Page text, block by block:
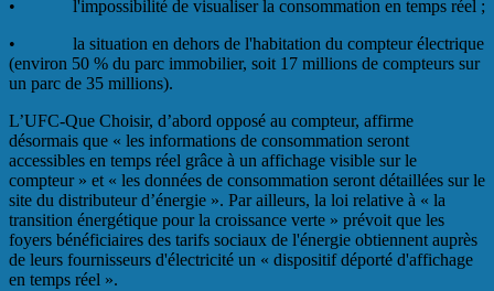
• l'impossibilité de visualiser la consommation en temps réel ;
• la situation en dehors de l'habitation du compteur électrique
(environ 50 % du parc immobilier, soit 17 millions de compteurs sur
un parc de 35 millions).
L’UFC-Que Choisir, d’abord opposé au compteur, affirme
désormais que « les informations de consommation seront
accessibles en temps réel grâce à un affichage visible sur le
compteur » et « les données de consommation seront détaillées sur le
site du distributeur d’énergie ». Par ailleurs, la loi relative à « la
transition énergétique pour la croissance verte » prévoit que les
foyers bénéficiaires des tarifs sociaux de l'énergie obtiennent auprès
de leurs fournisseurs d'électricité un « dispositif déporté d'affichage
en temps réel ».